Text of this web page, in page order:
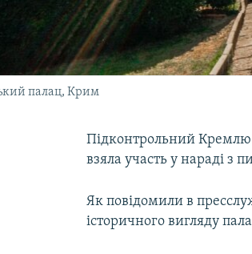
палац, Крим
Підконтрольний
взяла участь у нараді з
Як повідомили в
історичного вигляду